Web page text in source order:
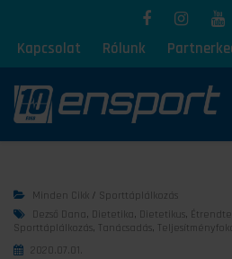
Kapcsolat Rólunk
Minden Cikk / Sporttáplálkozás
Dezső Dana, Dietetika, Dietetikus,
Sporttáplálkozás, Tanácsadás,
2020.07.01.